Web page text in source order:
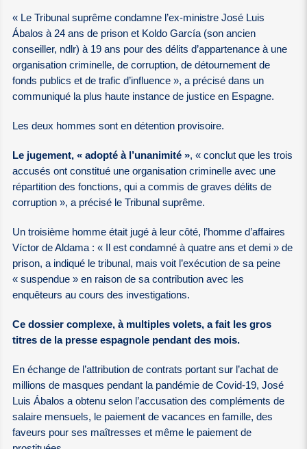
« Le Tribunal suprême condamne l’ex-ministre José Luis
Ábalos à 24 ans de prison et Koldo García (son ancien
conseiller, ndlr) à 19 ans pour des délits d’appartenance à une
organisation criminelle, de corruption, de détournement de
fonds publics et de trafic d’influence », a précisé dans un
communiqué la plus haute instance de justice en Espagne.
Les deux hommes sont en détention provisoire.
Le jugement, « adopté à l’unanimité », « conclut que les trois
accusés ont constitué une organisation criminelle avec une
répartition des fonctions, qui a commis de graves délits de
corruption », a précisé le Tribunal suprême.
Un troisième homme était jugé à leur côté, l’homme d’affaires
Víctor de Aldama : « Il est condamné à quatre ans et demi » de
prison, a indiqué le tribunal, mais voit l’exécution de sa peine
« suspendue » en raison de sa contribution avec les
enquêteurs au cours des investigations.
Ce dossier complexe, à multiples volets, a fait les gros
titres de la presse espagnole pendant des mois.
En échange de l’attribution de contrats portant sur l’achat de
millions de masques pendant la pandémie de Covid-19, José
Luis Ábalos a obtenu selon l’accusation des compléments de
salaire mensuels, le paiement de vacances en famille, des
faveurs pour ses maîtresses et même le paiement de